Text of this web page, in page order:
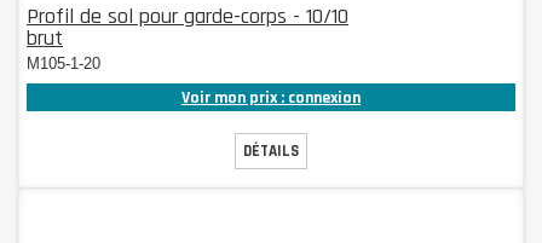
Profil de sol pour garde-corps - 10/10
brut
M105-1-20
Voir mon prix : connexion
DÉTAILS